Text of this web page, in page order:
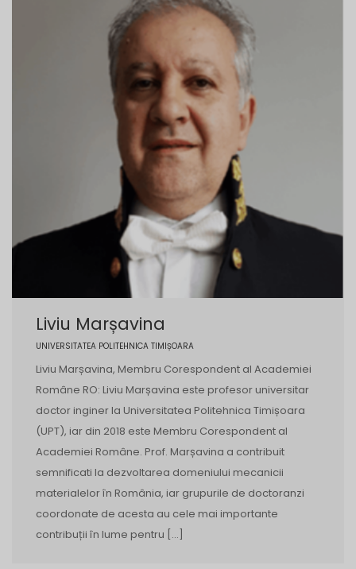
Liviu Marșavina
UNIVERSITATEA POLITEHNICA TIMIȘOARA
Liviu Marșavina, Membru Corespondent al Academiei
Române RO: Liviu Marșavina este profesor universitar
doctor inginer la Universitatea Politehnica Timișoara
(UPT), iar din 2018 este Membru Corespondent al
Academiei Române. Prof. Marșavina a contribuit
semnificati la dezvoltarea domeniului mecanicii
materialelor în România, iar grupurile de doctoranzi
coordonate de acesta au cele mai importante
contribuții în lume pentru […]